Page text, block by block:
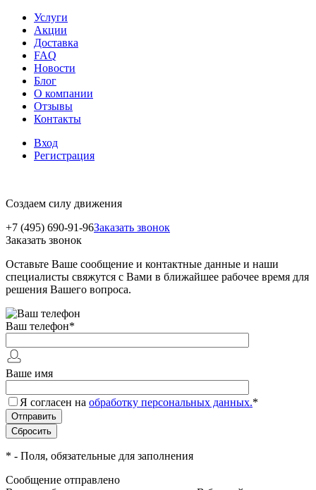
Услуги
Акции
Доставка
FAQ
Новости
Блог
О компании
Отзывы
Контакты
Вход
Регистрация
Создаем силу движения
+7 (495) 690-91-96Заказать звонок
Заказать звонок
Оставьте Ваше сообщение и контактные данные и наши
специалисты свяжутся с Вами в ближайшее рабочее время для
решения Вашего вопроса.
Ваш телефон*
Ваше имя
Я согласен на обработку персональных данных.*
* - Поля, обязательные для заполнения
Сообщение отправлено